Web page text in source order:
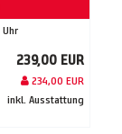
239,00 EUR
234,00 EUR
inkl. Ausstattung